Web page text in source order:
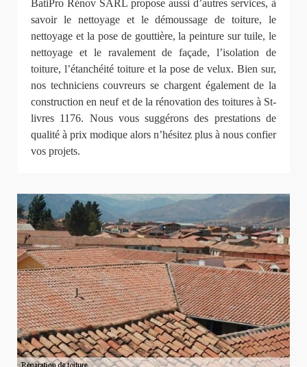
BatiPro Rénov SARL propose aussi d’autres services, à
savoir le nettoyage et le démoussage de toiture, le
nettoyage et la pose de gouttière, la peinture sur tuile, le
nettoyage et le ravalement de façade, l’isolation de
toiture, l’étanchéité toiture et la pose de velux. Bien sur,
nos techniciens couvreurs se chargent également de la
construction en neuf et de la rénovation des toitures à St-
livres 1176. Nous vous suggérons des prestations de
qualité à prix modique alors n’hésitez plus à nous confier
vos projets.